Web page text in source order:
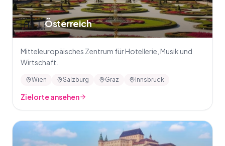
🇦🇹Österreich
Mitteleuropäisches Zentrum für Hotellerie, Musik und
Wirtschaft.
Wien Salzburg Graz Innsbruck
Zielorte ansehen